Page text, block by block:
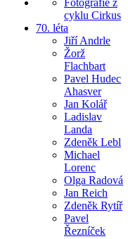
cyklu Cirkus
70. léta
Jiří Andrle
Žorž
Flachbart
Pavel Hudec
Ahasver
Jan Kolář
Ladislav
Landa
Zdeněk Lebl
Michael
Lorenc
Olga Radová
Jan Reich
Zdeněk Rytíř
Pavel
Řezníček